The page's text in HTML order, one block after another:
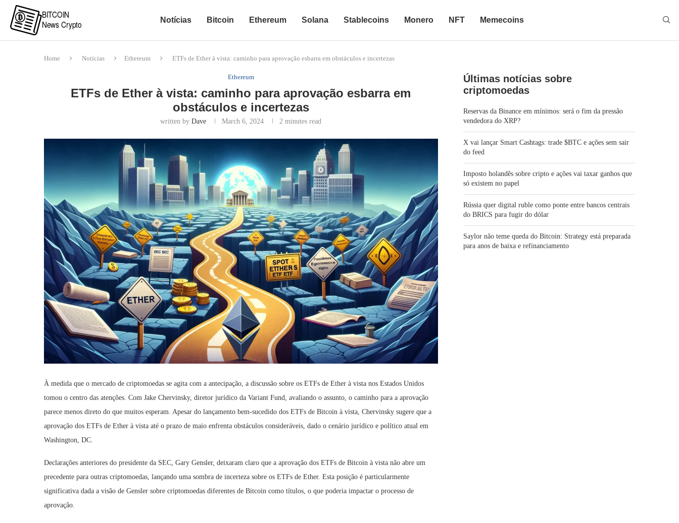
Notícias Bitcoin Ethereum Solana Stablecoins Monero NFT Memecoins
Home Notícias Ethereum ETFs de Ether à vista: caminho para aprovação esbarra em obstáculos e incertezas
Ethereum
ETFs de Ether à vista: caminho para aprovação esbarra em
obstáculos e incertezas
written byDave March 6, 2024 2 minutes read
À medida que o mercado de criptomoedas se agita com a antecipação, a discussão sobre os ETFs de Ether à vista nos Estados Unidos
tomou o centro das atenções. Com Jake Chervinsky, diretor jurídico da Variant Fund, avaliando o assunto, o caminho para a aprovação
parece menos direto do que muitos esperam. Apesar do lançamento bem-sucedido dos ETFs de Bitcoin à vista, Chervinsky sugere que a
aprovação dos ETFs de Ether à vista até o prazo de maio enfrenta obstáculos consideráveis, dado o cenário jurídico e político atual em
Washington, DC.
Declarações anteriores do presidente da SEC, Gary Gensler, deixaram claro que a aprovação dos ETFs de Bitcoin à vista não abre um
precedente para outras criptomoedas, lançando uma sombra de incerteza sobre os ETFs de Ether. Esta posição é particularmente
significativa dada a visão de Gensler sobre criptomoedas diferentes de Bitcoin como títulos, o que poderia impactar o processo de
aprovação.
Últimas notícias sobre
criptomoedas
Reservas da Binance em mínimos: será o fim da pressão
vendedora do XRP?
X vai lançar Smart Cashtags: trade $BTC e ações sem sair
do feed
Imposto holandês sobre cripto e ações vai taxar ganhos que
só existem no papel
Rússia quer digital ruble como ponte entre bancos centrais
do BRICS para fugir do dólar
Saylor não teme queda do Bitcoin: Strategy está preparada
para anos de baixa e refinanciamento